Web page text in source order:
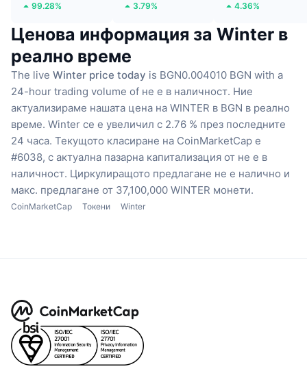
99.28% 3.79% 4.36%
Ценова информация за Winter в
реално време
The live Winter price today is BGN0.004010 BGN with a
24-hour trading volume of не е в наличност. Ние
актуализираме нашата цена на WINTER в BGN в реално
време. Winter се е увеличил с 2.76 % през последните
24 часа. Текущото класиране на CoinMarketCap е
#6038, с актуална пазарна капитализация от не е в
наличност. Циркулиращото предлагане не е налично и
макс. предлагане от 37,100,000 WINTER монети.
CoinMarketCap Токени Winter